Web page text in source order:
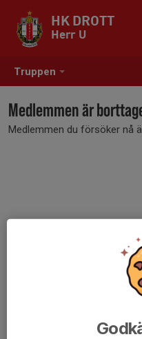
Truppen
HK DROTT
Herr U
Medlemmen är
Medlemmen du försöker nå